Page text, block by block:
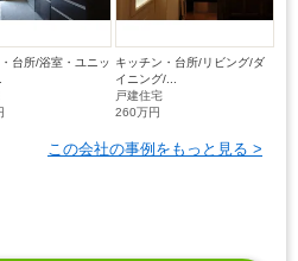
台所/浴室・ユニッ キッチン・台所/リビング/ダ
イニング/...
戸建住宅
260万円
この会社の事例をもっと見る >